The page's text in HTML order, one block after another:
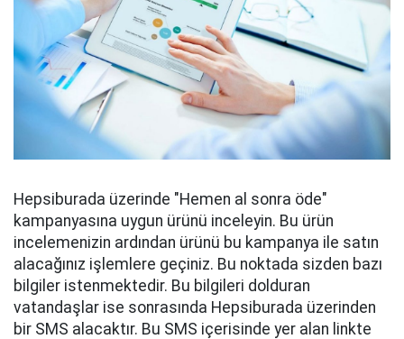
Hepsiburada üzerinde "Hemen al sonra öde"
kampanyasına uygun ürünü inceleyin. Bu ürün
incelemenizin ardından ürünü bu kampanya ile satın
alacağınız işlemlere geçiniz. Bu noktada sizden bazı
bilgiler istenmektedir. Bu bilgileri dolduran
vatandaşlar ise sonrasında Hepsiburada üzerinden
bir SMS alacaktır. Bu SMS içerisinde yer alan linkte